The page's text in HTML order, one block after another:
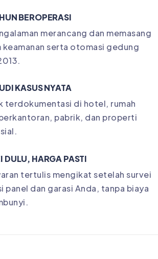
BEROPERASI
merancang dan memasang
keamanan serta otomasi gedung
KASUS NYATA
terdokumentasi di hotel, rumah
pabrik, dan properti
DULU, HARGA PASTI
tertulis mengikat setelah survei
panel dan garasi Anda, tanpa biaya